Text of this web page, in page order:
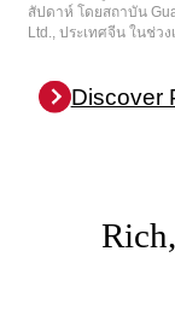
สัปดาห์ โดยสถาบัน
Ltd., ประเทศจีน ในช่ว
Discover